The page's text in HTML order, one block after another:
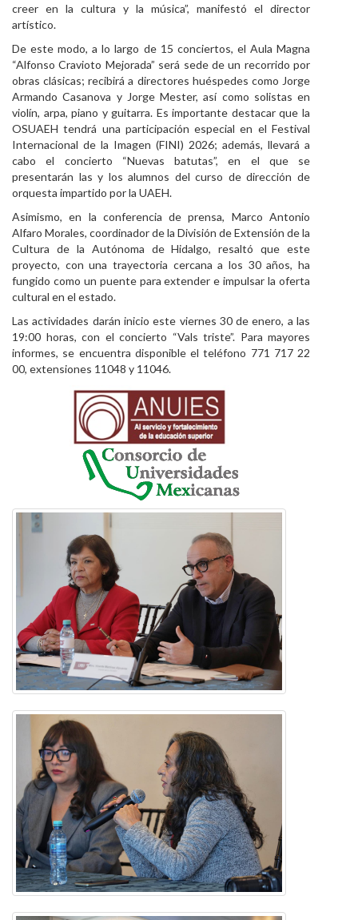
creer en la cultura y la música”, manifestó el director
artístico.
De este modo, a lo largo de 15 conciertos, el Aula Magna
“Alfonso Cravioto Mejorada” será sede de un recorrido por
obras clásicas; recibirá a directores huéspedes como Jorge
Armando Casanova y Jorge Mester, así como solistas en
violín, arpa, piano y guitarra. Es importante destacar que la
OSUAEH tendrá una participación especial en el Festival
Internacional de la Imagen (FINI) 2026; además, llevará a
cabo el concierto “Nuevas batutas”, en el que se
presentarán las y los alumnos del curso de dirección de
orquesta impartido por la UAEH.
Asimismo, en la conferencia de prensa, Marco Antonio
Alfaro Morales, coordinador de la División de Extensión de la
Cultura de la Autónoma de Hidalgo, resaltó que este
proyecto, con una trayectoria cercana a los 30 años, ha
fungido como un puente para extender e impulsar la oferta
cultural en el estado.
Las actividades darán inicio este viernes 30 de enero, a las
19:00 horas, con el concierto “Vals triste”. Para mayores
informes, se encuentra disponible el teléfono 771 717 22
00, extensiones 11048 y 11046.